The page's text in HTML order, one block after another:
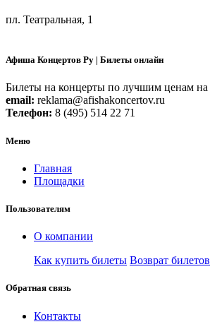
пл. Театральная, 1
Афиша Концертов Ру | Билеты онлайн
Билеты на концерты по лучшим ценам
email: reklama@afishakoncertov.ru
Телефон: 8 (495) 514 22 71
Меню
Главная
Площадки
Пользователям
О компании
Как купить билеты Возврат билетов
Обратная связь
Контакты